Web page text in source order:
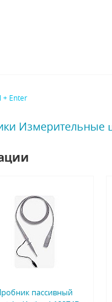
+ Enter
пассивный